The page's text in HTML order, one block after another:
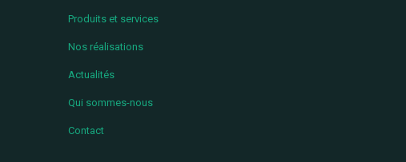
Produits et services
Nos réalisations
Actualités
Qui sommes-nous
Contact